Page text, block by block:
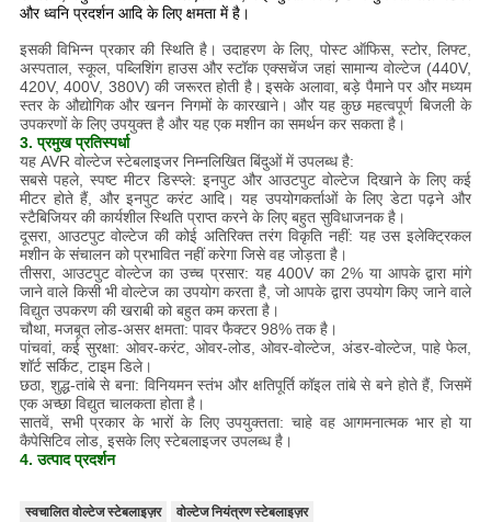
और ध्वनि प्रदर्शन आदि के लिए क्षमता में है।
इसकी विभिन्न प्रकार की स्थिति है। उदाहरण के लिए, पोस्ट ऑफिस, स्टोर, लिफ्ट,
अस्पताल, स्कूल, पब्लिशिंग हाउस और स्टॉक एक्सचेंज जहां सामान्य वोल्टेज (440V,
420V, 400V, 380V) की जरूरत होती है। इसके अलावा, बड़े पैमाने पर और मध्यम
स्तर के औद्योगिक और खनन निगमों के कारखाने। और यह कुछ महत्वपूर्ण बिजली के
उपकरणों के लिए उपयुक्त है और यह एक मशीन का समर्थन कर सकता है।
3. प्रमुख प्रतिस्पर्धा
यह AVR वोल्टेज स्टेबलाइजर निम्नलिखित बिंदुओं में उपलब्ध है:
सबसे पहले, स्पष्ट मीटर डिस्प्ले: इनपुट और आउटपुट वोल्टेज दिखाने के लिए कई
मीटर होते हैं, और इनपुट करंट आदि। यह उपयोगकर्ताओं के लिए डेटा पढ़ने और
स्टैबिजियर की कार्यशील स्थिति प्राप्त करने के लिए बहुत सुविधाजनक है।
दूसरा, आउटपुट वोल्टेज की कोई अतिरिक्त तरंग विकृति नहीं: यह उस इलेक्ट्रिकल
मशीन के संचालन को प्रभावित नहीं करेगा जिसे वह जोड़ता है।
तीसरा, आउटपुट वोल्टेज का उच्च प्रसार: यह 400V का 2% या आपके द्वारा मांगे
जाने वाले किसी भी वोल्टेज का उपयोग करता है, जो आपके द्वारा उपयोग किए जाने वाले
विद्युत उपकरण की खराबी को बहुत कम करता है।
चौथा, मजबूत लोड-असर क्षमता: पावर फैक्टर 98% तक है।
पांचवां, कई सुरक्षा: ओवर-करंट, ओवर-लोड, ओवर-वोल्टेज, अंडर-वोल्टेज, पाहे फेल,
शॉर्ट सर्किट, टाइम डिले।
छठा, शुद्ध-तांबे से बना: विनियमन स्तंभ और क्षतिपूर्ति कॉइल तांबे से बने होते हैं, जिसमें
एक अच्छा विद्युत चालकता होता है।
सातवें, सभी प्रकार के भारों के लिए उपयुक्तता: चाहे वह आगमनात्मक भार हो या
कैपेसिटिव लोड, इसके लिए स्टेबलाइजर उपलब्ध है।
4. उत्पाद प्रदर्शन
स्वचालित वोल्टेज स्टेबलाइज़र वोल्टेज नियंत्रण स्टेबलाइज़र